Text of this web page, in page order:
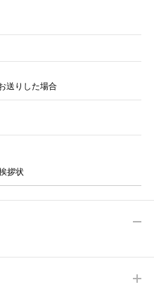
送りした場合
拶状